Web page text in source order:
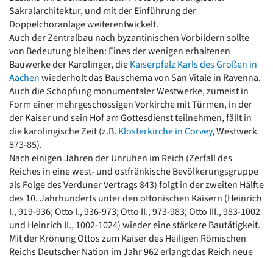
Sakralarchitektur, und mit der Einführung der
Doppelchoranlage weiterentwickelt.
Auch der Zentralbau nach byzantinischen Vorbildern sollte
von Bedeutung bleiben: Eines der wenigen erhaltenen
Bauwerke der Karolinger, dieKaiserpfalz Karls des Großen in
Aachenwiederholt das Bauschema von San Vitale in Ravenna.
Auch die Schöpfung monumentaler Westwerke, zumeist in
Form einer mehrgeschossigen Vorkirche mit Türmen, in der
der Kaiser und sein Hof am Gottesdienst teilnehmen, fällt in
die karolingische Zeit (z.B. Klosterkirche in Corvey, Westwerk
873-85).
Nach einigen Jahren der Unruhen im Reich (Zerfall des
Reiches in eine west- und ostfränkische Bevölkerungsgruppe
als Folge des Verduner Vertrags 843) folgt in der zweiten Hälfte
des 10. Jahrhunderts unter den ottonischen Kaisern (Heinrich
I., 919-936; Otto I., 936-973; Otto II., 973-983; Otto III., 983-1002
und Heinrich II., 1002-1024) wieder eine stärkere Bautätigkeit.
Mit der Krönung Ottos zum Kaiser des Heiligen Römischen
Reichs Deutscher Nation im Jahr 962 erlangt das Reich neue